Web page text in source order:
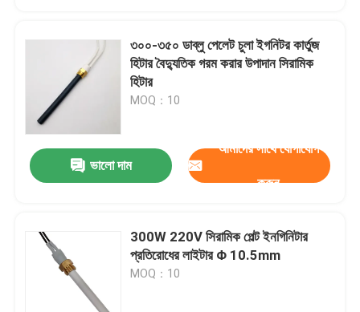
৩০০-৩৫০ ডাব্লু পেলেট চুলা ইগনিটর কার্তুজ
হিটার বৈদ্যুতিক গরম করার উপাদান সিরামিক
হিটার
MOQ：10
ভালো দাম
আমাদের সাথে যোগাযোগ
করুন
300W 220V সিরামিক পেল্ট ইনগিনিটার
প্রতিরোধের লাইটার Φ 10.5mm
MOQ：10